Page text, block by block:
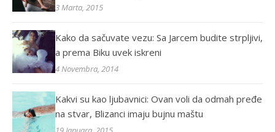
3 Marta, 2015
Kako da sačuvate vezu: Sa Jarcem budite strpljivi,
a prema Biku uvek iskreni
4 Novembra, 2014
Kakvi su kao ljubavnici: Ovan voli da odmah pređe
na stvar, Blizanci imaju bujnu maštu